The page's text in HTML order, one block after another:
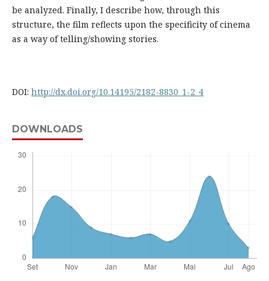
be analyzed. Finally, I describe how, through this
structure, the film reflects upon the specificity of cinema
as a way of telling/showing stories.
DOI: http://dx.doi.org/10.14195/2182-8830_1-2_4
DOWNLOADS